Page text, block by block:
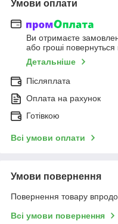
Умови оплати
Ви отримаєте
або гроші
Детальніше
Післяплата
Оплата на рахунок
Готівкою
Всі умови оплати
Умови повернення
Повернення товару
Всі умови повернення